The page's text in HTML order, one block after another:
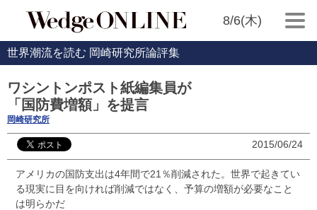
8/6(木)
世界潮流を読む 岡崎研究所論評集
ワシントンポスト紙編集員が
「国防費増額」を提言
岡崎研究所
2015/06/24
アメリカの国防支出は4年間で21％削減された。世界で起きてい
る現実に目を向ければ削減ではなく、予算の増額が必要なこと
は明らかだ